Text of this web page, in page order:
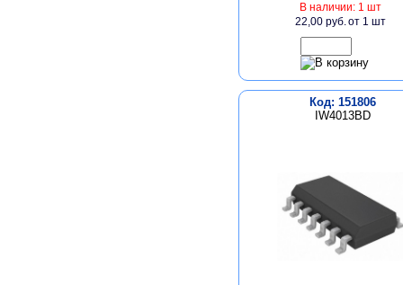
В наличии: 1 шт
22,00 руб.от 1 шт
Код: 151806
IW4013BD